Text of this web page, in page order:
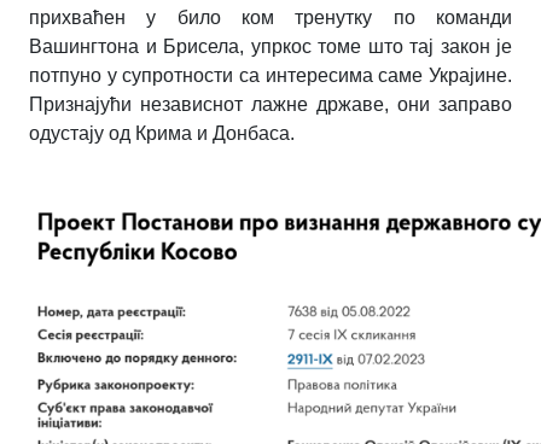
прихваћен у било ком тренутку по команди
Вашингтона и Брисела, упркос томе што тај закон је
потпуно у супротности са интересима саме Украјине.
Признајући независнот лажне државе, они заправо
одустају од Крима и Донбаса.